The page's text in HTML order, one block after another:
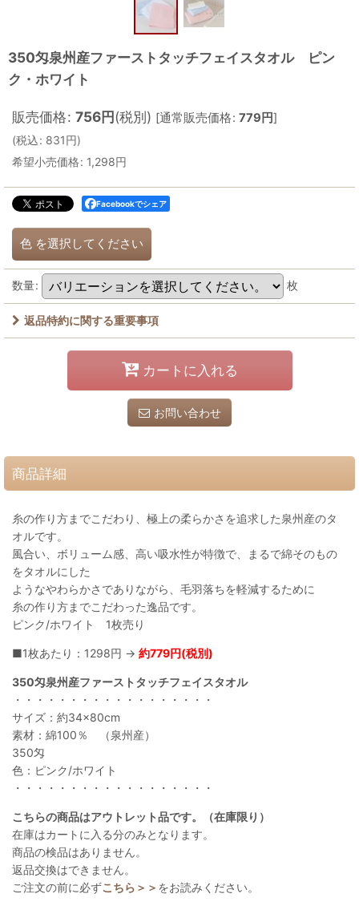
350匁泉州産ファーストタッチフェイスタオル ピン
ク・ホワイト
販売価格: 756円(税別) [通常販売価格: 779 円]
(税込: 831円)
希望小売価格: 1,298円
Facebookでシェア
色 を選択してください
数量: 枚
返品特約に関する重要事項
カートに入れる
お問い合わせ
商品詳細
糸の作り方までこだわり、極上の柔らかさを追求した泉州産のタ
オルです。
風合い、ボリューム感、高い吸水性が特徴で、まるで綿そのもの
をタオルにした
ようなやわらかさでありながら、毛羽落ちを軽減するために
糸の作り方までこだわった逸品です。
ピンク/ホワイト 1枚売り
■1枚あたり：1298円 → 約779円(税別)
350匁泉州産ファーストタッチフェイスタオル
・・・・・・・・・・・・・・・・・・
サイズ：約34×80cm
素材：綿100％ （泉州産）
350匁
色：ピンク/ホワイト
・・・・・・・・・・・・・・・・・・
こちらの商品はアウトレット品です。（在庫限り）
在庫はカートに入る分のみとなります。
商品の検品はありません。
返品交換はできません。
ご注文の前に必ずこちら＞＞ をお読みください。